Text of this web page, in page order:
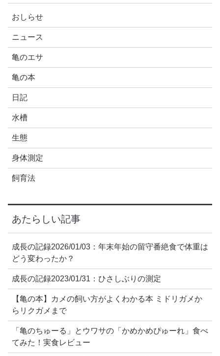
おしらせ
ニュース
亀のエサ
亀の本
日記
水槽
生態
身体測定
飼育法
あたらしい記事
成長の記録2026/01/03：年末年始の留守番絶食で体重は
どう変わったか？
成長の記録2023/01/31：ひさしぶりの測定
【亀の本】カメの飼い方がよくわかる本 ミドリガメか
らリクガメまで
「亀のちゅーる」とウワサの「かめかめぴゅーれ」食べ
てみた！実食レビュー